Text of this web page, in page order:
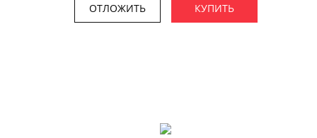
ОТЛОЖИТЬ КУПИТЬ